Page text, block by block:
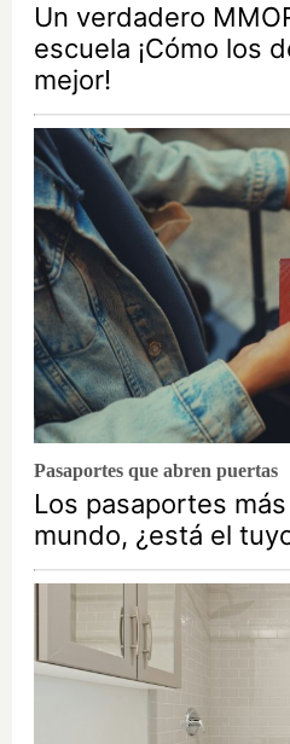
Un verdadero
escuela ¡Cómo los
mejor!
Pasaportes que abren puertas
Los pasaportes
mundo, ¿está el